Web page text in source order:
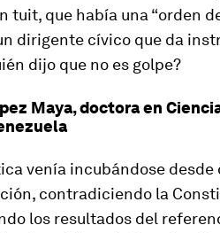
tuit, que había una “orden
dirigente cívico que da
dijo que no es golpe?
Maya, doctora en
venía incubándose desde
contradiciendo la
los resultados del